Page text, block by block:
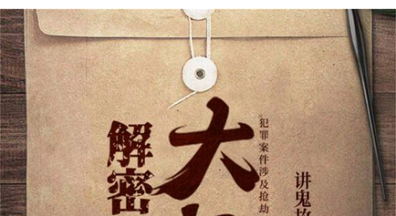
天天免運 美食蛋糕 養生保健 民生用品
居家生活 3C家電 運動休閒 親子玩具
女裝 男裝 化妝保養 情趣用品